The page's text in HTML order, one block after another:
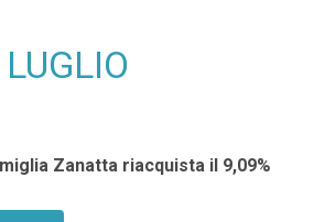
LUGLIO
Zanatta riacquista il 9,09%